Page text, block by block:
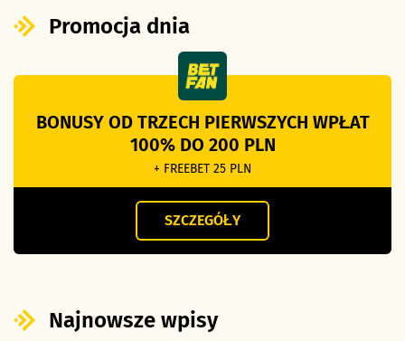
Promocja dnia
BONUSY OD TRZECH PIERWSZYCH WPŁAT
100% DO 200 PLN
+ FREEBET 25 PLN
SZCZEGÓŁY
Najnowsze wpisy